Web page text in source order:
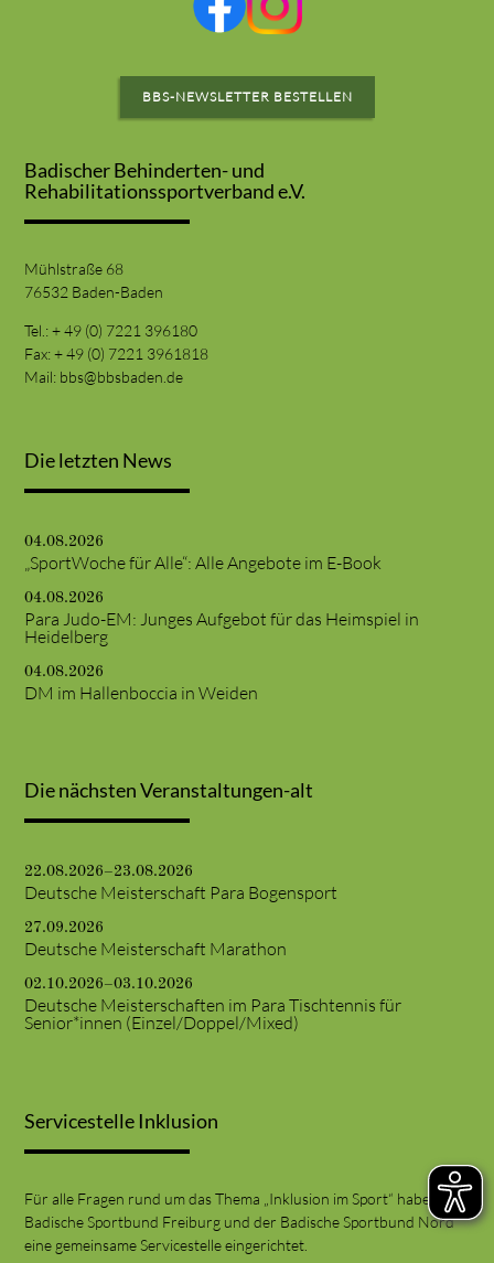
BBS-NEWSLETTER BESTELLEN
Badischer Behinderten- und
Rehabilitationssportverband e.V.
Mühlstraße 68
76532 Baden-Baden
Tel.: + 49 (0) 7221 396180
Fax: + 49 (0) 7221 3961818
Mail: bbs@bbsbaden.de
Die letzten News
04.08.2026
„SportWoche für Alle“: Alle Angebote im E-Book
04.08.2026
Para Judo-EM: Junges Aufgebot für das Heimspiel in
Heidelberg
04.08.2026
DM im Hallenboccia in Weiden
Die nächsten Veranstaltungen-alt
22.08.2026–23.08.2026
Deutsche Meisterschaft Para Bogensport
27.09.2026
Deutsche Meisterschaft Marathon
02.10.2026–03.10.2026
Deutsche Meisterschaften im Para Tischtennis für
Senior*innen (Einzel/Doppel/Mixed)
Servicestelle Inklusion
Für alle Fragen rund um das Thema „Inklusion im Sport“ haben der
Badische Sportbund Freiburg und der Badische Sportbund Nord
eine gemeinsame Servicestelle eingerichtet.